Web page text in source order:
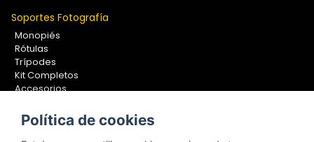
Soportes Fotografía
Monopiés
Rótulas
Trípodes
Kit Completos
Accesorios
Política de cookies